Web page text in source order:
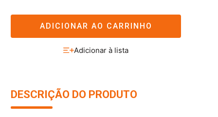
ADICIONAR AO CARRINHO
DESCRIÇÃO DO PRODUTO